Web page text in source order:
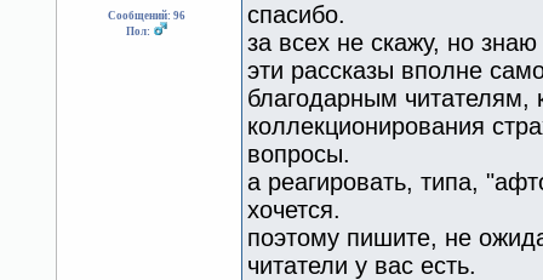
Сообщений: 96
Пол:
спасибо.
за всех не скажу, но
эти рассказы вполне
благодарным читателям,
коллекционирования
вопросы.
а реагировать, типа,
хочется.
поэтому пишите, не
читатели у вас есть.